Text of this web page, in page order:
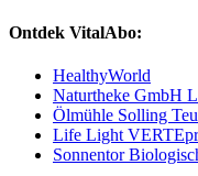
Ontdek VitalAbo:
HealthyWorld
Naturtheke GmbH
Ölmühle Solling
Life Light
Sonnentor